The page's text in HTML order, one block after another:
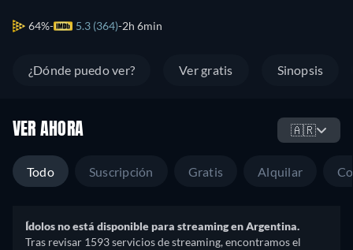
64% 5.3 (364) 2h 6min
¿Dónde puedo ver? Ver gratis Sinopsis
VER AHORA 🇦🇷
Todo Suscripción Gratis Alquilar
Ídolos no está disponible para streaming en Argentina.
Tras revisar 1593 servicios de streaming, encontramos el